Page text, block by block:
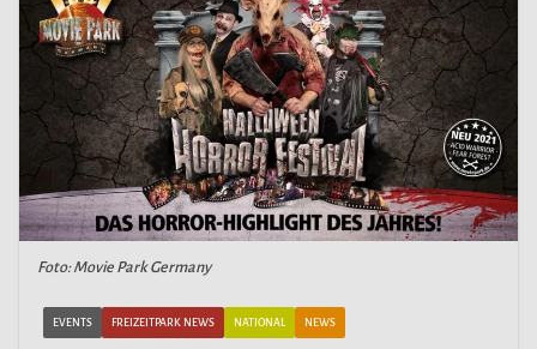
Foto: Movie Park Germany
EVENTS FREIZEITPARK NEWS NATIONAL NEWS